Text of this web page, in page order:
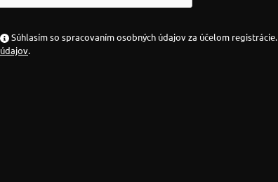
Súhlasím so spracovaním osobných údajov za účelom registrácie.
údajov.